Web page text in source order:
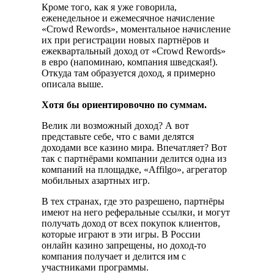
Кроме того, как я уже говорила,
еженедельное и ежемесячное начисление
«Crowd Rewords», моментальное начисление
их при регистрации новых партнёров и
ежеквартальный доход от «Crowd Rewords»
в евро (напоминаю, компания шведская!).
Откуда там образуется доход, я примерно
описала выше.
Хотя бы ориентировочно по суммам.
Велик ли возможный доход? А вот
представьте себе, что с вами делятся
доходами все казино мира. Впечатляет? Вот
так с партнёрами компании делится одна из
компаний на площадке, «Affilgo», агрегатор
мобильных азартных игр.
В тех странах, где это разрешено, партнёры
имеют на него реферальные ссылки, и могут
получать доход от всех покупок клиентов,
которые играют в эти игры. В России
онлайн казино запрещены, но доход-то
компания получает и делится им с
участниками программы.